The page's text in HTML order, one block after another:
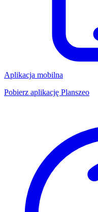
Aplikacja mobilna
Pobierz aplikację Planszeo